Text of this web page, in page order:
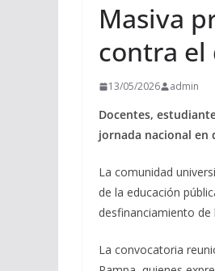
Masiva
contra
13/05/2026 admin
Docentes,
jornada nacional en
La comunidad
de la educación
desfinanciamiento de
La convocatoria